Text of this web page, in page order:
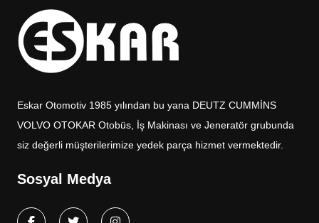
Eskar Otomotiv 1985 yılından bu yana DEUTZ CUMMİNS
VOLVO OTOKAR Otobüs, İş Makinası ve Jeneratör grubunda
siz değerli müşterilerimize yedek parça hizmet vermektedir.
Sosyal Medya